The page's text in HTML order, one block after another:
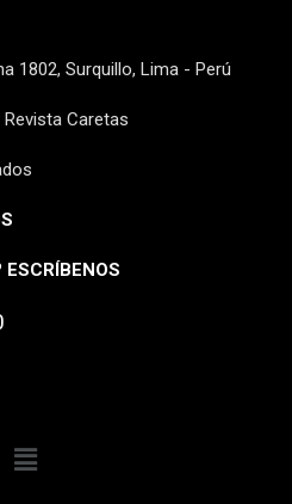
1802, Surquillo, Lima - Perú
Caretas